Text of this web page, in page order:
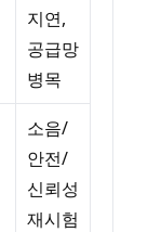
지연,
공급망
병목
소음/
안전/
신뢰성
재시험